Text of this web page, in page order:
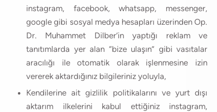
instagram, facebook, whatsapp, messenger,
google gibi sosyal medya hesapları üzerinden Op.
Dr. Muhammet Dilber’in yaptığı reklam ve
tanıtımlarda yer alan “bize ulaşın” gibi vasıtalar
aracılığı ile otomatik olarak işlenmesine izin
vererek aktardığınız bilgileriniz yoluyla,
Kendilerine ait gizlilik politikalarını ve yurt dışı
aktarım ilkelerini kabul ettiğiniz instagram,